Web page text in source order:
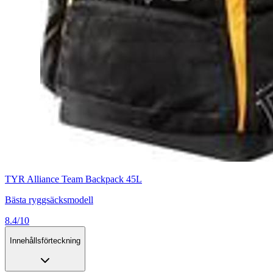
TYR Alliance Team Backpack 45L
Bästa ryggsäcksmodell
8.4/10
Innehållsförteckning